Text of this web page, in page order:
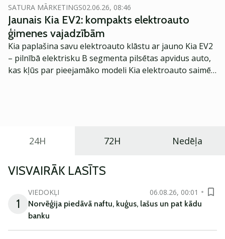
SATURA MĀRKETINGS02.06.26, 08:46
Jaunais Kia EV2: kompakts elektroauto
ģimenes vajadzībām
Kia paplašina savu elektroauto klāstu ar jauno Kia EV2
– pilnībā elektrisku B segmenta pilsētas apvidus auto,
kas kļūs par pieejamāko modeli Kia elektroauto saimē
24H 72H Nedēļa
VISVAIRĀK LASĪTS
1
VIEDOKĻI
06.08.26, 00:01
Norvēģija piedāvā naftu, kuģus, lašus un pat kādu
banku